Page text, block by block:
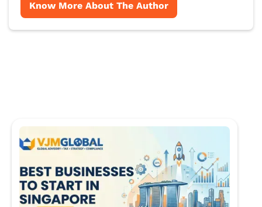
Know More About The Author